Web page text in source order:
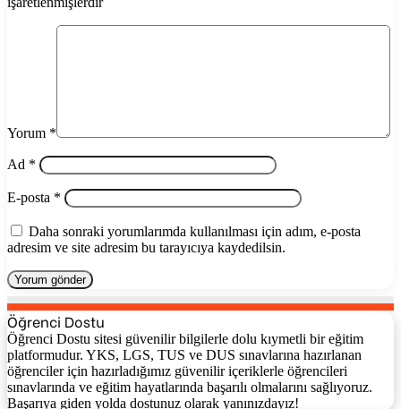
Yorum *
Ad *
E-posta *
Daha sonraki yorumlarımda kullanılması için adım, e-posta
adresim ve site adresim bu tarayıcıya kaydedilsin.
Öğrenci Dostu
Öğrenci Dostu sitesi güvenilir bilgilerle dolu kıymetli bir eğitim
platformudur. YKS, LGS, TUS ve DUS sınavlarına hazırlanan
öğrenciler için hazırladığımız güvenilir içeriklerle öğrencileri
sınavlarında ve eğitim hayatlarında başarılı olmalarını sağlıyoruz.
Başarıya giden yolda dostunuz olarak yanınızdayız!